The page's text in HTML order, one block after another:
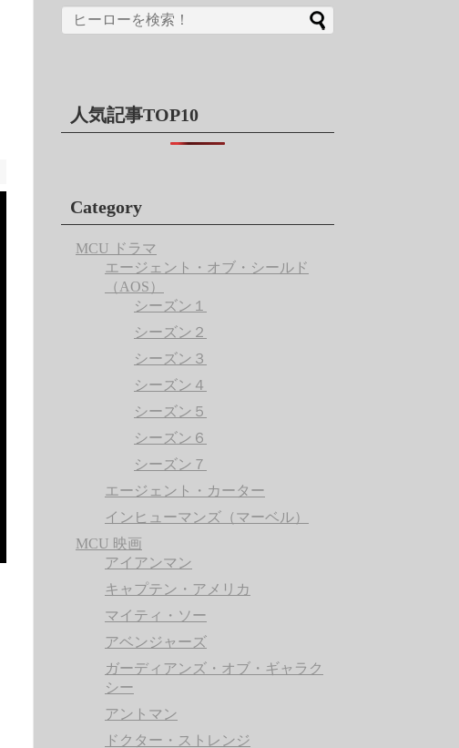
人気記事TOP10
Category
MCU ドラマ
エージェント・オブ・シールド
（AOS）
シーズン１
シーズン２
シーズン３
シーズン４
シーズン５
シーズン６
シーズン７
エージェント・カーター
インヒューマンズ（マーベル）
MCU 映画
アイアンマン
キャプテン・アメリカ
マイティ・ソー
アベンジャーズ
ガーディアンズ・オブ・ギャラク
シー
アントマン
ドクター・ストレンジ